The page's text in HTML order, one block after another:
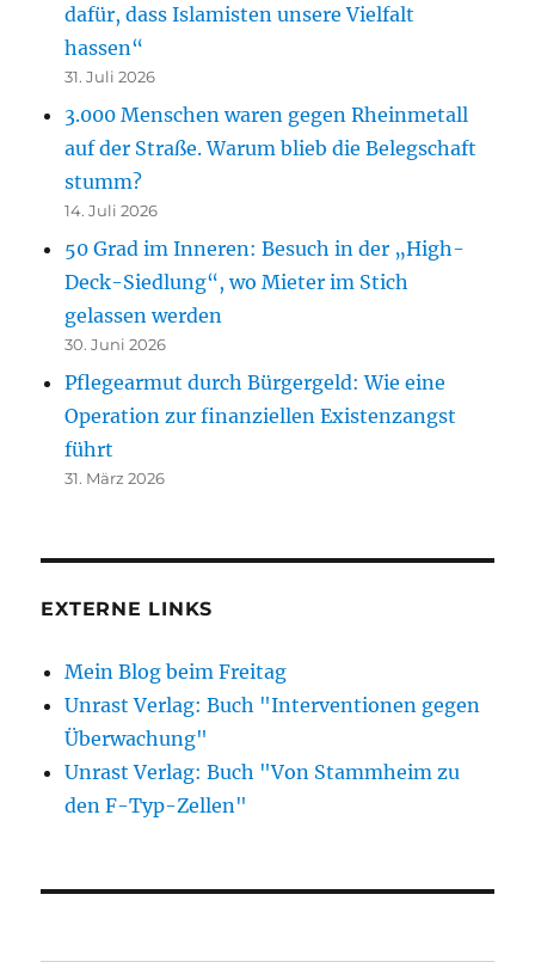
dafür, dass Islamisten unsere Vielfalt
hassen“
31. Juli 2026
3.000 Menschen waren gegen Rheinmetall
auf der Straße. Warum blieb die Belegschaft
stumm?
14. Juli 2026
50 Grad im Inneren: Besuch in der „High-
Deck-Siedlung“, wo Mieter im Stich
gelassen werden
30. Juni 2026
Pflegearmut durch Bürgergeld: Wie eine
Operation zur finanziellen Existenzangst
führt
31. März 2026
EXTERNE LINKS
Mein Blog beim Freitag
Unrast Verlag: Buch "Interventionen gegen
Überwachung"
Unrast Verlag: Buch "Von Stammheim zu
den F-Typ-Zellen"